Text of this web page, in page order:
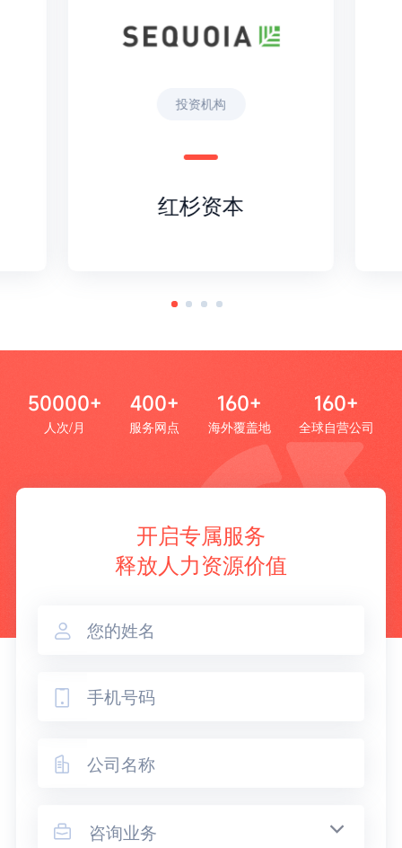
投资机构
红杉资本
50000+
人次/月
400+
服务网点
160+
海外覆盖地
160+
全球自营公司
开启专属服务
释放人力资源价值



 咨询业务